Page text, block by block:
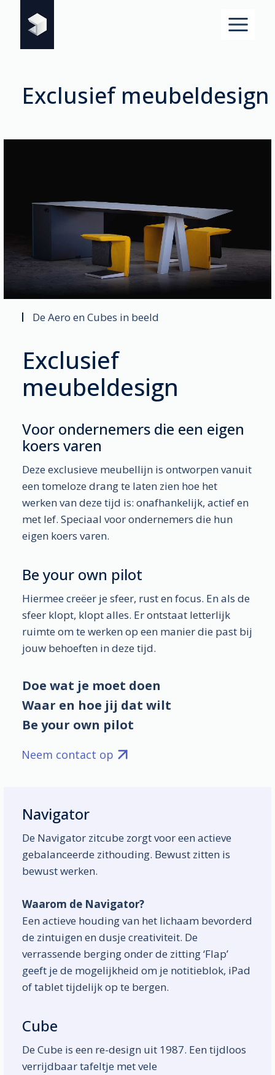
Exclusief meubeldesign
De Aero en Cubes in beeld
Exclusief
meubeldesign
Voor ondernemers die een eigen
koers varen
Deze exclusieve meubellijn is ontworpen vanuit
een tomeloze drang te laten zien hoe het
werken van deze tijd is: onafhankelijk, actief en
met lef. Speciaal voor ondernemers die hun
eigen koers varen.
Be your own pilot
Hiermee creëer je sfeer, rust en focus. En als de
sfeer klopt, klopt alles. Er ontstaat letterlijk
ruimte om te werken op een manier die past bij
jouw behoeften in deze tijd.
Doe wat je moet doen
Waar en hoe jij dat wilt
Be your own pilot
Neem contact op
Navigator
De Navigator zitcube zorgt voor een actieve
gebalanceerde zithouding. Bewust zitten is
bewust werken.
Waarom de Navigator?
Een actieve houding van het lichaam bevorderd
de zintuigen en dusje creativiteit. De
verrassende berging onder de zitting ‘Flap’
geeft je de mogelijkheid om je notitieblok, iPad
of tablet tijdelijk op te bergen.
Cube
De Cube is een re-design uit 1987. Een tijdloos
verrijdbaar tafeltje met vele